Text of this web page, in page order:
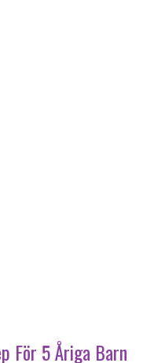
För 5 Åriga Barn